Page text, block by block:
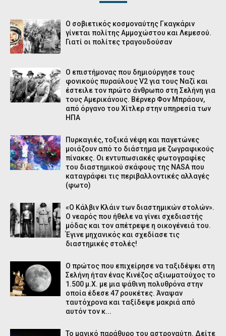
Ο σοβιετικός κοσμοναύτης Γκαγκάριν
γίνεται πολίτης Αμμοχώστου και Λεμεσού.
Γιατί οι πολίτες τραγουδούσαν
Ο επιστήμονας που δημιούργησε τους
φονικούς πυραύλους V2 για τους Ναζί και
έστειλε τον πρώτο άνθρωπο στη Σελήνη για
τους Αμερικάνους. Βέρνερ Φον Μπράουν,
από όργανο του Χίτλερ στην υπηρεσία των
ΗΠΑ
Πυρκαγιές, τοξικά νέφη και παγετώνες
μοιάζουν από το διάστημα με ζωγραφικούς
πίνακες. Οι εντυπωσιακές φωτογραφίες
του διαστημικού σκάφους της NASA που
καταγράφει τις περιβαλλοντικές αλλαγές
(φωτο)
«Ο Κάλβιν Κλάιν των διαστημικών στολών».
Ο νεαρός που ήθελε να γίνει σχεδιαστής
μόδας και τον απέτρεψε η οικογένειά του.
Έγινε μηχανικός και σχεδίασε τις
διαστημικές στολές!
O πρώτος που επιχείρησε να ταξιδέψει στη
Σελήνη ήταν ένας Κινέζος αξιωματούχος το
1.500 μ.Χ. με μια ψάθινη πολυθρόνα στην
οποία έδεσε 47 ρουκέτες. Άναψαν
ταυτόχρονα και ταξίδεψε μακριά από
αυτόν τον κ...
Το μαγικό παράθυρο του αστροναύτη. Δείτε